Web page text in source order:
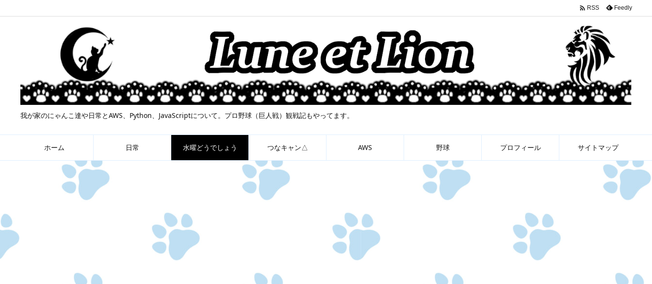
我が家のにゃんこ達や日常とAWS、Python、JavaScriptについて。プロ野球（巨人戦）観戦記もやってます。
ホーム 日常 水曜どうでしょう つなキャン△ AWS 野球 プロフィール サイトマップ
 RSS Feedly